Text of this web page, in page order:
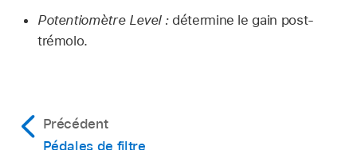
Potentiomètre Level :détermine le gain post­
trémolo.
Précédent
Pédales de filtre